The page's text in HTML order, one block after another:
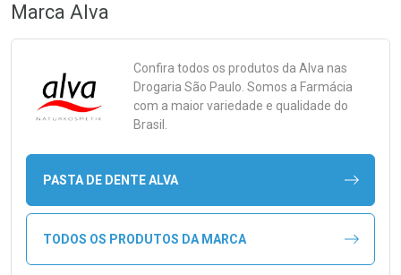
Marca Alva
Confira todos os produtos da Alva nas
Drogaria São Paulo. Somos a Farmácia
com a maior variedade e qualidade do
Brasil.
PASTA DE DENTE ALVA
TODOS OS PRODUTOS DA MARCA